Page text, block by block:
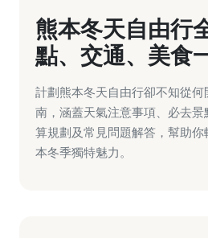
熊本冬天自由行
點、交通、美食
計劃熊本冬天自由行卻不知從
南，涵蓋天氣注意事項、必去
算規劃及常見問題解答，幫助
本冬季獨特魅力。